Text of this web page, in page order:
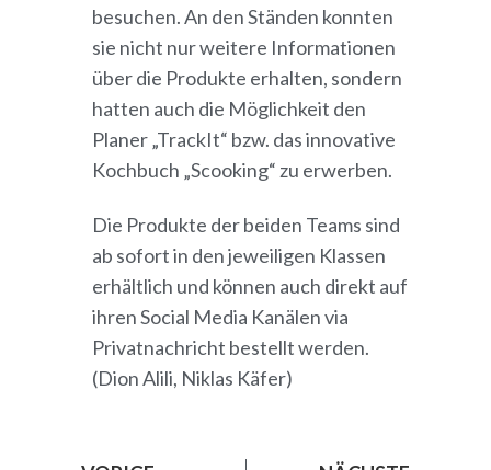
besuchen. An den Ständen konnten
sie nicht nur weitere Informationen
über die Produkte erhalten, sondern
hatten auch die Möglichkeit den
Planer „TrackIt“ bzw. das innovative
Kochbuch „Scooking“ zu erwerben.
Die Produkte der beiden Teams sind
ab sofort in den jeweiligen Klassen
erhältlich und können auch direkt auf
ihren Social Media Kanälen via
Privatnachricht bestellt werden.
(Dion Alili, Niklas Käfer)